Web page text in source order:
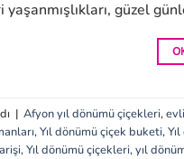
güzel
| Afyon yıl dönümü çiçekleri,
,Yıl dönümü çiçek buketi,
,Yıl dönümü çiçekleri,yıl